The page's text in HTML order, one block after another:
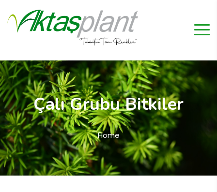
Çalı Grubu Bitkiler
Home